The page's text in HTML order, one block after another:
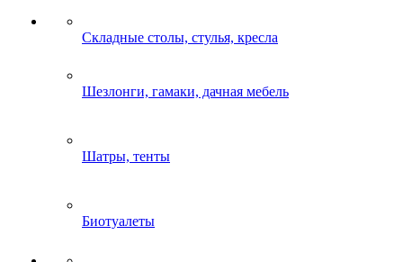
Складные столы, стулья, кресла
Шезлонги, гамаки, дачная мебель
Шатры, тенты
Биотуалеты